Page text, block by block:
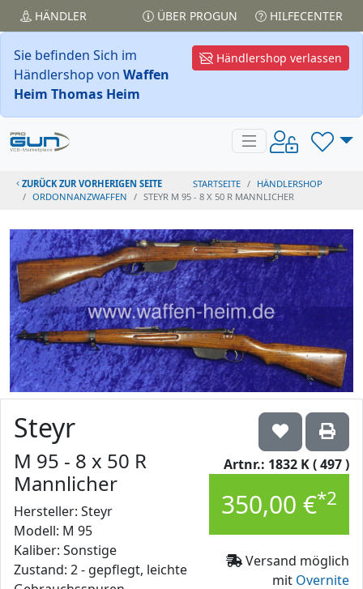
HÄNDLER ÜBER PROGUN HILFECENTER
Händlershop verlassen
Sie befinden Sich im
Händlershop von Waffen
Heim Thomas Heim
ZURÜCK ZUR VORHERIGEN SEITE STARTSEITE
HÄNDLERSHOP
ORDONNANZWAFFEN
STEYR M 95 - 8 X 50 R MANNLICHER
Artnr.: 1832 K ( 497 )
350,00 €*2
Versand möglich
mit Overnite
Steyr
M 95 - 8 x 50 R
Mannlicher
Hersteller: Steyr
Modell: M 95
Kaliber: Sonstige
Zustand: 2 - gepflegt, leichte